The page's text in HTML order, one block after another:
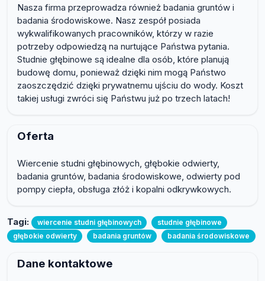
Nasza firma przeprowadza również badania gruntów i
badania środowiskowe. Nasz zespół posiada
wykwalifikowanych pracowników, którzy w razie
potrzeby odpowiedzą na nurtujące Państwa pytania.
Studnie głębinowe są idealne dla osób, które planują
budowę domu, ponieważ dzięki nim mogą Państwo
zaoszczędzić dzięki prywatnemu ujściu do wody. Koszt
takiej usługi zwróci się Państwu już po trzech latach!
Oferta
Wiercenie studni głębinowych, głębokie odwierty,
badania gruntów, badania środowiskowe, odwierty pod
pompy ciepła, obsługa złóż i kopalni odkrywkowych.
Tagi: wiercenie studni głębinowych
studnie głębinowe
głębokie odwierty
badania gruntów badania środowiskowe
Dane kontaktowe